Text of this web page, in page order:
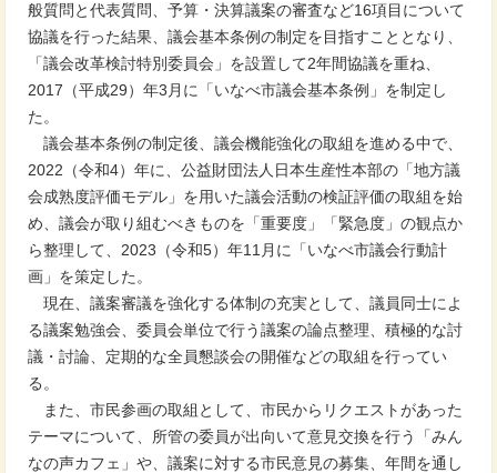
般質問と代表質問、予算・決算議案の審査など16項目について
協議を行った結果、議会基本条例の制定を目指すこととなり、
「議会改革検討特別委員会」を設置して2年間協議を重ね、
2017（平成29）年3月に「いなべ市議会基本条例」を制定し
た。
議会基本条例の制定後、議会機能強化の取組を進める中で、
2022（令和4）年に、公益財団法人日本生産性本部の「地方議
会成熟度評価モデル」を用いた議会活動の検証評価の取組を始
め、議会が取り組むべきものを「重要度」「緊急度」の観点か
ら整理して、2023（令和5）年11月に「いなべ市議会行動計
画」を策定した。
現在、議案審議を強化する体制の充実として、議員同士によ
る議案勉強会、委員会単位で行う議案の論点整理、積極的な討
議・討論、定期的な全員懇談会の開催などの取組を行ってい
る。
また、市民参画の取組として、市民からリクエストがあった
テーマについて、所管の委員が出向いて意見交換を行う「みん
なの声カフェ」や、議案に対する市民意見の募集、年間を通し